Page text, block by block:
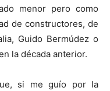
menor pero como
de constructores, de
Guido Bermúdez o
la década anterior.
si me guío por la